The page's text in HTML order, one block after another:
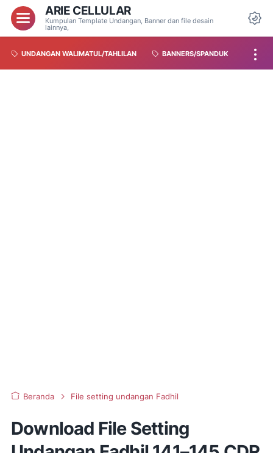
ARIE CELLULAR
Kumpulan Template Undangan, Banner dan file desain
lainnya,
UNDANGAN WALIMATUL/TAHLILAN BANNERS/SPANDUK
Beranda File setting undangan Fadhil
Download File Setting